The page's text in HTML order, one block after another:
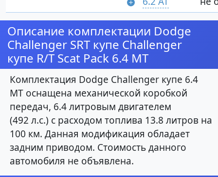
Описание комплектации Dodge
Challenger SRT купе Challenger
купе R/T Scat Pack 6.4 MT
Комплектация Dodge Challenger купе 6.4
MT оснащена механической коробкой
передач, 6.4 литровым двигателем
(492 л.с.) с расходом топлива 13.8 литров на
100 км. Данная модификация обладает
задним приводом. Стоимость данного
автомобиля не объявлена.